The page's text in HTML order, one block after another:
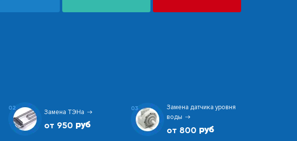
02
Замена ТЭНа
от 950
03
Замена датчика уровня
воды
от 800